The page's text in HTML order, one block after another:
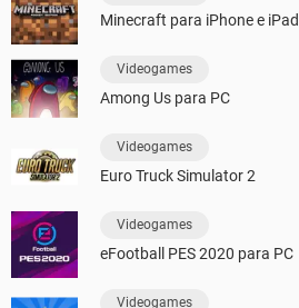
Minecraft para iPhone e iPad
Videogames
Among Us para PC
Videogames
Euro Truck Simulator 2
Videogames
eFootball PES 2020 para PC
Videogames